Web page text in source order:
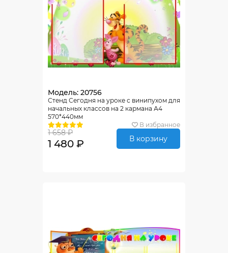
Модель: 20756
Стенд Сегодня на уроке с винипухом для
начальных классов на 2 кармана А4
570*440мм
В избранное
1 658 ₽
1 480 ₽ В корзину